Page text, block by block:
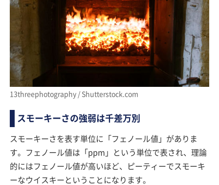
13threephotography / Shutterstock.com
スモーキーさの強弱は千差万別
スモーキーさを表す単位に「フェノール値」がありま
す。フェノール値は「ppm」という単位で表され、理論
的にはフェノール値が高いほど、ピーティーでスモーキ
ーなウイスキーということになります。